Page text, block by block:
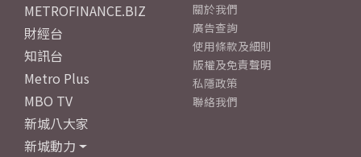
METROFINANCE.BIZ
財經台
知訊台
Metro Plus
MBO TV
新城八大家
新城動力
關於我們
廣告查詢
使用條款及細則
版權及免責聲明
私隱政策
聯絡我們